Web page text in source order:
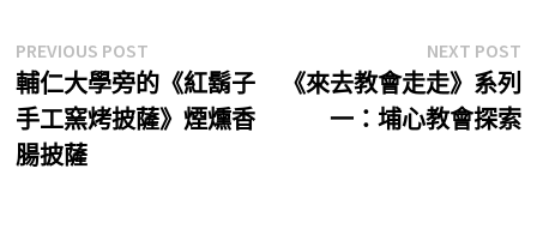
文
章
導
PREVIOUS POSTPrevious
post:
輔仁大學旁的《紅鬍子
手工窯烤披薩》煙燻香
腸披薩
NEXT POST
《來去教會走走》系列
一：埔心教會探索